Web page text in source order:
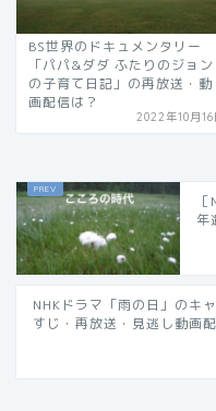
BS世界のドキュメンタリー
「パパ&ダダ ふたりのジョン
の子育て日記」の再放送・動
画配信は？
2022年10月16
年
NHKドラマ「雨の日」のキ
すじ・再放送・見逃し動画